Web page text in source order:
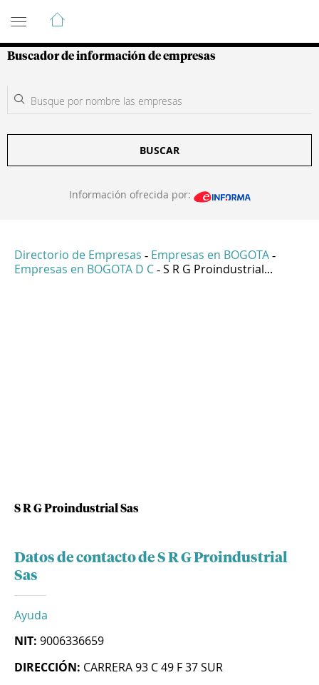
Guía de Empresas Colombianas
Buscador de información de empresas
BUSCAR
Información ofrecida por:
Directorio de Empresas - Empresas en BOGOTA -
Empresas en BOGOTA D C - S R G Proindustrial...
S R G Proindustrial Sas
Datos de contacto de S R G Proindustrial
Sas
Ayuda
NIT: 9006336659
DIRECCIÓN: CARRERA 93 C 49 F 37 SUR